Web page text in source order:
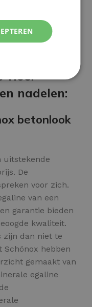
vloer
nadelen:
betonlook
uitstekende
De
voor zich.
van een
garantie bieden
kwaliteit.
zijn dan niet te
hebben
gemaakt van
egaline